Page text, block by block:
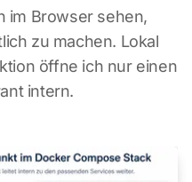
im Browser sehen,
zu machen. Lokal
öffne ich nur einen
intern.